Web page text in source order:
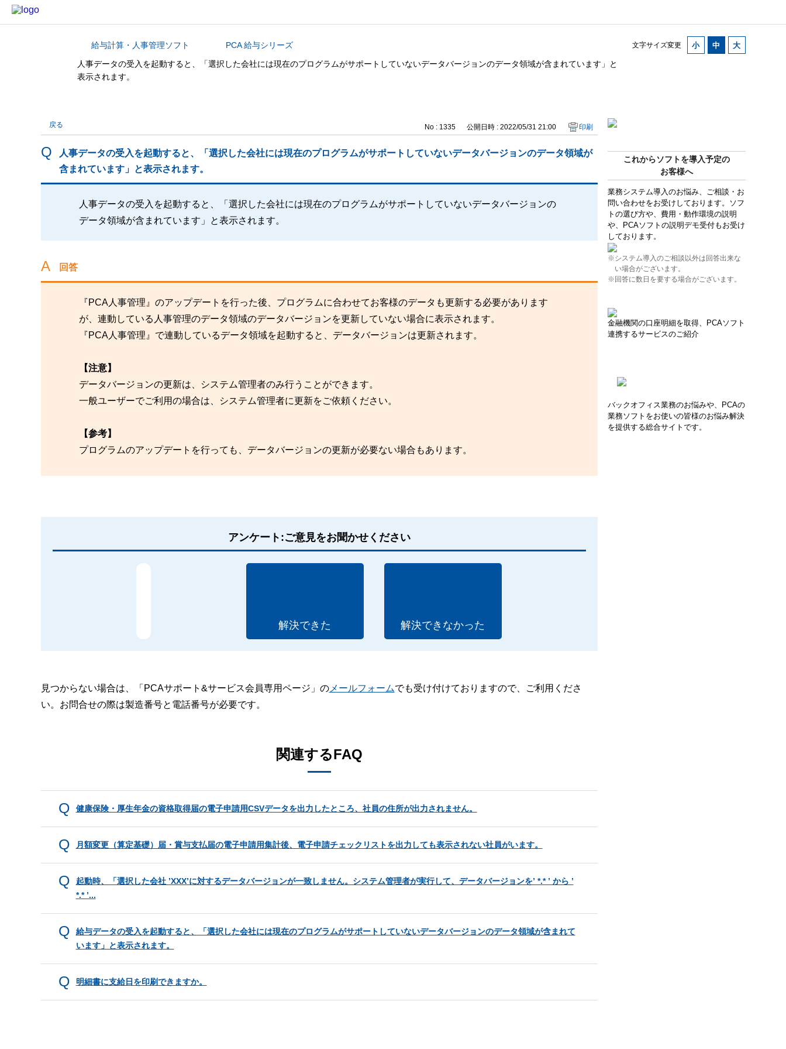
文字サイズ変更
カテゴリから探す給与計算・人事管理ソフト
PCA 給与シリーズ
人事データの受入を起動すると、「選択した会社には現在のプログラムがサポートしていないデータバージョンのデータ領域が含まれています」と
表示されます。
これからソフトを導入予定の
お客様へ
業務システム導入のお悩み、ご相談・お
問い合わせをお受けしております。ソフ
トの選び方や、費用・動作環境の説明
や、PCAソフトの説明デモ受付もお受け
しております。
※システム導入のご相談以外は回答出来な
い場合がございます。
※回答に数日を要する場合がございます。
金融機関の口座明細を取得、PCAソフト
連携するサービスのご紹介
バックオフィス業務のお悩みや、PCAの
業務ソフトをお使いの皆様のお悩み解決
を提供する総合サイトです。
戻る No : 1335 公開日時 : 2022/05/31 21:00 印刷
人事データの受入を起動すると、「選択した会社には現在のプログラムがサポートしていないデータバージョンのデータ領域が
含まれています」と表示されます。
人事データの受入を起動すると、「選択した会社には現在のプログラムがサポートしていないデータバージョンの
データ領域が含まれています」と表示されます。
回答
『PCA人事管理』のアップデートを行った後、プログラムに合わせてお客様のデータも更新する必要があります
が、連動している人事管理のデータ領域のデータバージョンを更新していない場合に表示されます。
『PCA人事管理』で連動しているデータ領域を起動すると、データバージョンは更新されます。
【注意】
データバージョンの更新は、システム管理者のみ行うことができます。
一般ユーザーでご利用の場合は、システム管理者に更新をご依頼ください。
【参考】
プログラムのアップデートを行っても、データバージョンの更新が必要ない場合もあります。
アンケート:ご意見をお聞かせください
解決できた 解決できなかった
見つからない場合は、「PCAサポート&サービス会員専用ページ」のメールフォームでも受け付けておりますので、ご利用くださ
い。お問合せの際は製造番号と電話番号が必要です。
関連するFAQ
健康保険・厚生年金の資格取得届の電子申請用CSVデータを出力したところ、社員の住所が出力されません。
月額変更（算定基礎）届・賞与支払届の電子申請用集計後、電子申請チェックリストを出力しても表示されない社員がいます。
起動時、「選択した会社 ’XXX’に対するデータバージョンが一致しません。システム管理者が実行して、データバージョンを’ *.* ’ から ’
*.* ’...
給与データの受入を起動すると、「選択した会社には現在のプログラムがサポートしていないデータバージョンのデータ領域が含まれて
います」と表示されます。
明細書に支給日を印刷できますか。